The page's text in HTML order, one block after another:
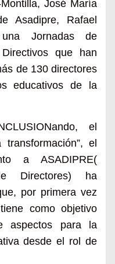
José María
Asadipre, Rafael
Jornadas de
que han
de 130 directores
educativos de la
el
el
a ASADIPRE(
Directores) ha
por primera vez
como objetivo
aspectos para la
desde el rol de